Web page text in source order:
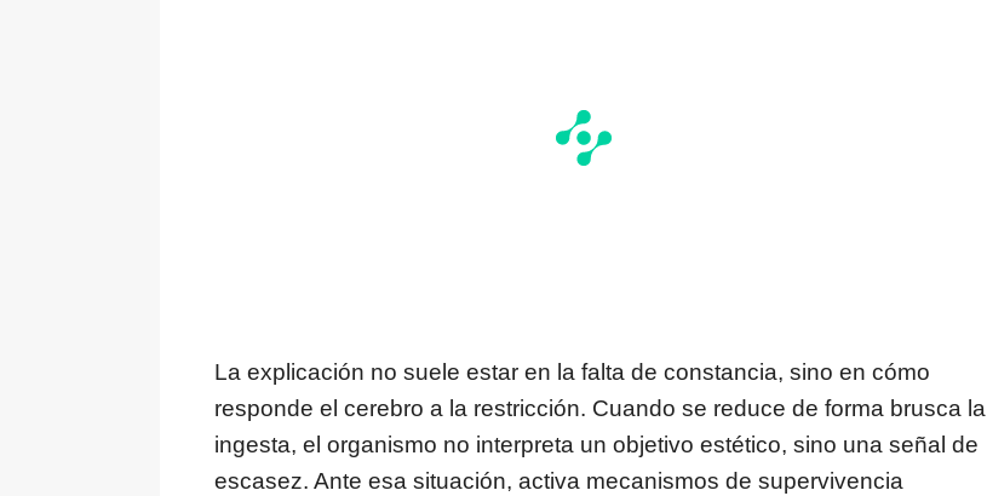
La explicación no suele estar en la falta de constancia, sino en cómo
responde el cerebro a la restricción. Cuando se reduce de forma brusca la
ingesta, el organismo no interpreta un objetivo estético, sino una señal de
escasez. Ante esa situación, activa mecanismos de supervivencia